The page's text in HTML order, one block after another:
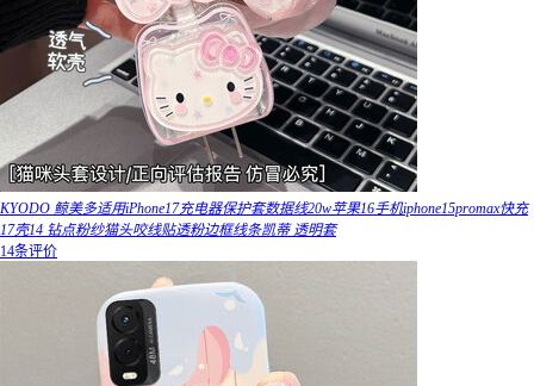
KYODO 鲸美多适用iPhone17充电器保护套数据线20w苹果16手机iphone15promax快充
17壳14 钻点粉纱猫头咬线贴透粉边框线条凯蒂 透明套
14条评价